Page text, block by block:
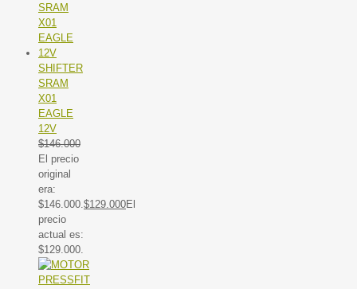
SHIFTER
SRAM
X01
EAGLE
12V
$146.000
El precio
original
era:
$146.000. $129.000El
precio
actual es:
$129.000.